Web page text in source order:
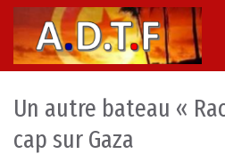
Skip to content
Main Navigation
Un autre bateau «
cap sur Gaza